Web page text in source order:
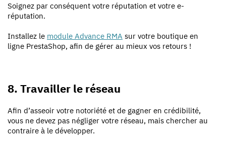
Soignez par conséquent votre réputation et votre e-
réputation.
Installez le module Advance RMA sur votre boutique en
ligne PrestaShop, afin de gérer au mieux vos retours !
8. Travailler le réseau
Afin d’asseoir votre notoriété et de gagner en crédibilité,
vous ne devez pas négliger votre réseau, mais chercher au
contraire à le développer.